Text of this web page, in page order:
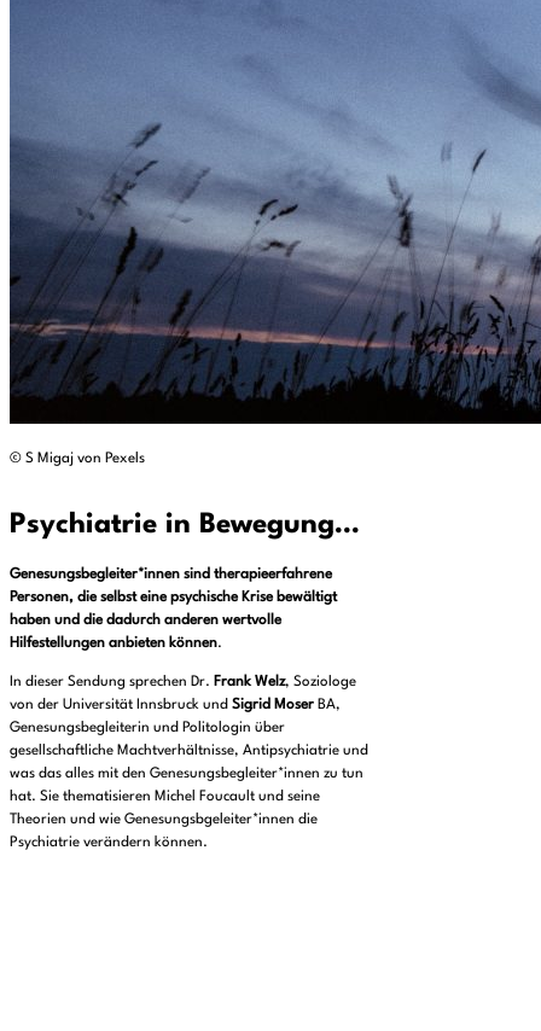
© S Migaj von Pexels
Psychiatrie in Bewegung…
Genesungsbegleiter*innen sind therapieerfahrene
Personen, die selbst eine psychische Krise bewältigt
haben und die dadurch anderen wertvolle
Hilfestellungen anbieten können.
In dieser Sendung sprechen Dr. Frank Welz, Soziologe
von der Universität Innsbruck und Sigrid Moser BA,
Genesungsbegleiterin und Politologin über
gesellschaftliche Machtverhältnisse, Antipsychiatrie und
was das alles mit den Genesungsbegleiter*innen zu tun
hat. Sie thematisieren Michel Foucault und seine
Theorien und wie Genesungsbgeleiter*innen die
Psychiatrie verändern können.